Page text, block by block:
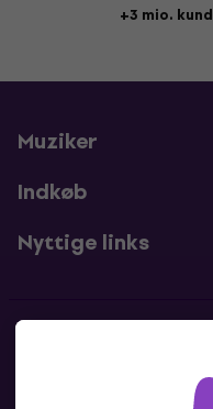
+3 mio.
Muziker
Indkøb
Nyttige links